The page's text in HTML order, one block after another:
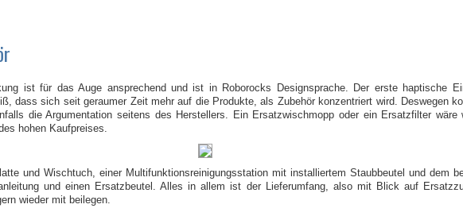
ist für das Auge ansprechend und ist in Roborocks Designsprache. Der erste haptische
dass sich seit geraumer Zeit mehr auf die Produkte, als Zubehör konzentriert wird. Deswegen
die Argumentation seitens des Herstellers. Ein Ersatzwischmopp oder ein Ersatzfilter wäre
hohen Kaufpreises.
und Wischtuch, einer Multifunktionsreinigungsstation mit installiertem Staubbeutel und dem
und einen Ersatzbeutel. Alles in allem ist der Lieferumfang, also mit Blick auf
wieder mit beilegen.